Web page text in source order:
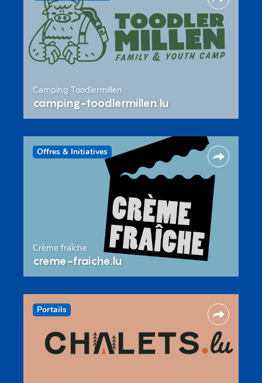
Camping Toodlermillen
camping-toodlermillen.lu
Offres & Initiatives
Crème fraîche
creme-fraiche.lu
Portails